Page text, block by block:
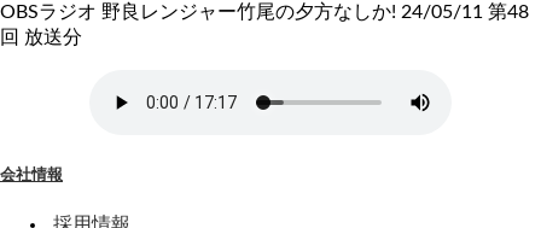
OBSラジオ 野良レンジャー竹尾の夕方なしか! 24/05/11 第48
回 放送分
会社情報